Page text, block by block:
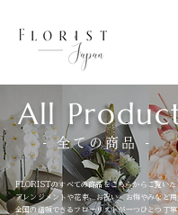
All
- 全ての商品 -
FLORISTのすべての商品をこちらからご覧い
アレンジメントや花束、お祝い・お悔やみなど
全国の信頼できるフローリストが一つひとつ丁